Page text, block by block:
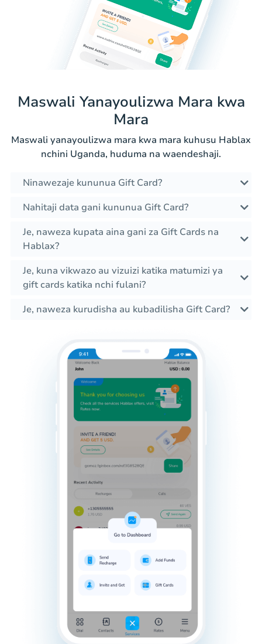
Maswali Yanayoulizwa Mara kwa
Mara
Maswali yanayoulizwa mara kwa mara kuhusu Hablax
nchini Uganda, huduma na waendeshaji.
Ninawezaje kununua Gift Card?
Nahitaji data gani kununua Gift Card?
Je, naweza kupata aina gani za Gift Cards na
Hablax?
Je, kuna vikwazo au vizuizi katika matumizi ya
gift cards katika nchi fulani?
Je, naweza kurudisha au kubadilisha Gift Card?